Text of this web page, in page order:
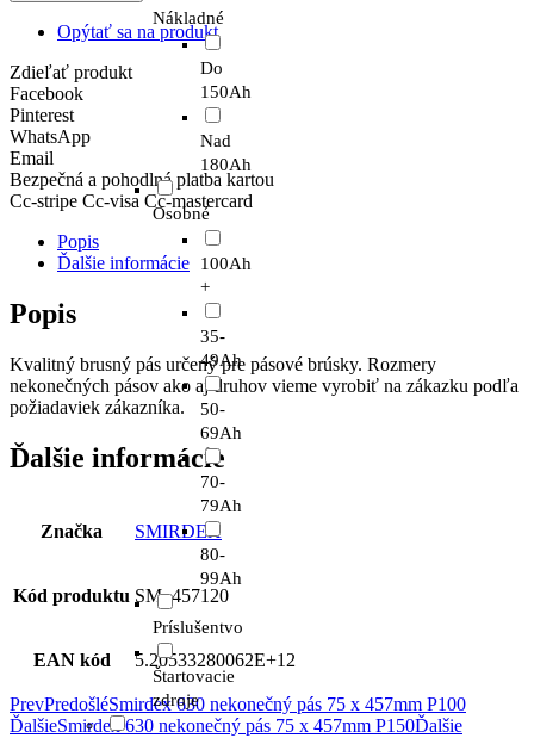
Nákladné
Do
150Ah
Nad
180Ah
Osobné
100Ah
+
35-
49Ah
50-
69Ah
70-
79Ah
80-
99Ah
Príslušentvo
Štartovacie
zdroje
Opýtať sa na produkt
Zdieľať produkt
Facebook
Pinterest
WhatsApp
Email
Bezpečná a pohodlná platba kartou
Cc-stripe Cc-visa Cc-mastercard
Popis
Ďalšie informácie
Popis
Kvalitný brusný pás určený pre pásové brúsky. Rozmery
nekonečných pásov ako aj druhov vieme vyrobiť na zákazku podľa
požiadaviek zákazníka.
Ďalšie informácie
Značka SMIRDEX
Kód produktu SM_457120
EAN kód 5.20533280062E+12
PrevPredošléSmirdex 630 nekonečný pás 75 x 457mm P100
ĎalšieSmirdex 630 nekonečný pás 75 x 457mm P150Ďalšie